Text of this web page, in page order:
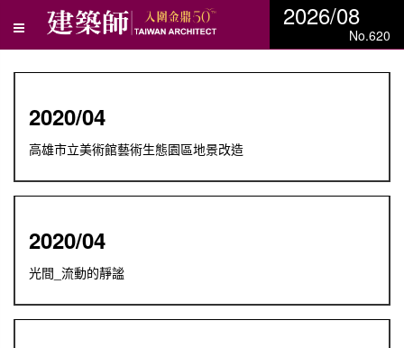
2026/08
No.620
2020/04
高雄市立美術館藝術生態園區地景改造
2020/04
光間_流動的靜謐